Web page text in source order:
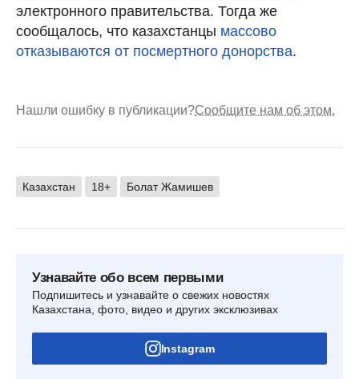
электронного правительства. Тогда же
сообщалось, что казахстанцы массово
отказываются от посмертного донорства.
Нашли ошибку в публикации?Сообщите нам об этом.
Казахстан 18+ Болат Жамишев
Узнавайте обо всем первыми
Подпишитесь и узнавайте о свежих новостях
Казахстана, фото, видео и других эксклюзивах
Instagram